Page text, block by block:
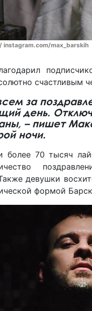
instagram.com/max_barskih
счастливым
за
день.
– пишет
ночи.
более 70 тысяч
девушки
формой